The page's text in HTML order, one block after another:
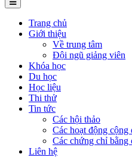
Trang chủ
Giới thiệu
Về trung tâm
Đội ngũ giảng viên
Khóa học
Du học
Học liệu
Thi thử
Tin tức
Các hội thảo
Các hoạt động cộng
Các chứng chỉ bằng
Liên hệ